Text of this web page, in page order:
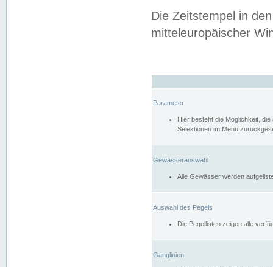
Die Zeitstempel in
mitteleuropäischer
Parameter
Hier besteht die Möglichkeit,
Selektionen im Menü
Gewässerauswahl
Alle Gewässer werden
Auswahl des Pegels
Die Pegellisten zeigen alle
Ganglinien